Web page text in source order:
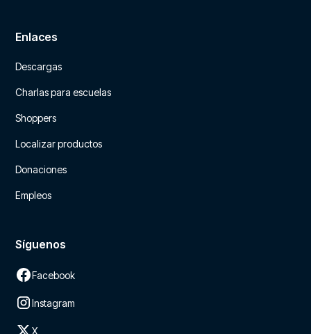
Enlaces
Descargas
Charlas para escuelas
Shoppers
Localizar productos
Donaciones
Empleos
Síguenos
Facebook
Instagram
X